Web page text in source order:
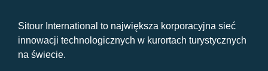
Sitour International to największa korporacyjna sieć
innowacji technologicznych w kurortach turystycznych
na świecie.